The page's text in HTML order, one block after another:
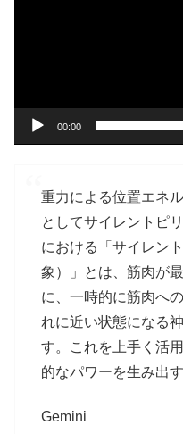
00:00
重力による位置エネ
としてサイレントピ
における「サイレン
象）」とは、筋肉が
に、一時的に筋肉へ
れに近い状態になる
す。これを上手く活
的なパワーを生み出
Gemini